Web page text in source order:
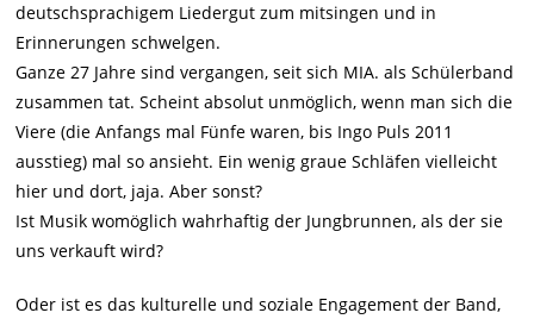
deutschsprachigem Liedergut zum mitsingen und in
Erinnerungen schwelgen.
Ganze 27 Jahre sind vergangen, seit sich MIA. als Schülerband
zusammen tat. Scheint absolut unmöglich, wenn man sich die
Viere (die Anfangs mal Fünfe waren, bis Ingo Puls 2011
ausstieg) mal so ansieht. Ein wenig graue Schläfen vielleicht
hier und dort, jaja. Aber sonst?
Ist Musik womöglich wahrhaftig der Jungbrunnen, als der sie
uns verkauft wird?
Oder ist es das kulturelle und soziale Engagement der Band,